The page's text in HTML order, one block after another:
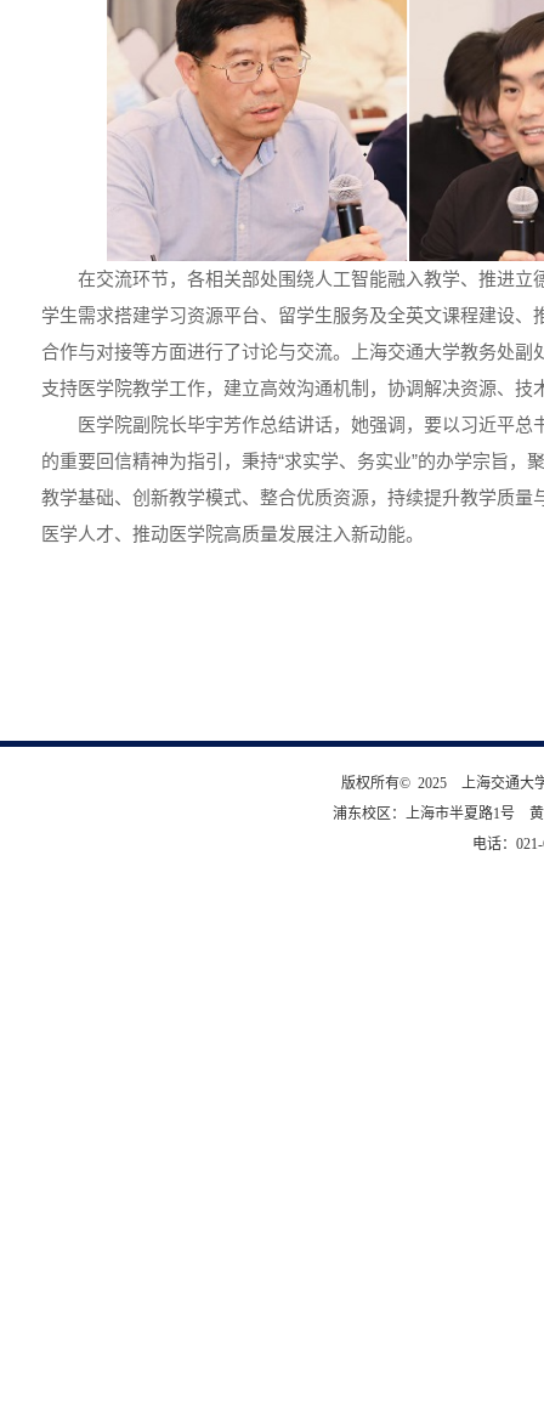
版权所有© 2025 上海交通大
浦东校区：上海市半夏路1号
电话：
在交流环节，各相关部处围绕人工智能融入教学、推进立
学生需求搭建学习资源平台、留学生服务及全英文课程建设、
合作与对接等方面进行了讨论与交流。上海交通大学教务处副
支持医学院教学工作，建立高效沟通机制，协调解决资源、技
医学院副院长毕宇芳作总结讲话，她强调，要以习近平总
的重要回信精神为指引，秉持“求实学、务实业”的办学宗旨，
教学基础、创新教学模式、整合优质资源，持续提升教学质量
医学人才、推动医学院高质量发展注入新动能。